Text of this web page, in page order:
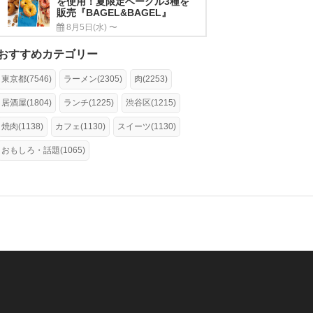
販売『BAGEL&BAGEL』
8月5日(水) 〜
すすめカテゴリー
東京都(7546) ラーメン(2305) 肉(2253)
居酒屋(1804) ランチ(1225) 渋谷区(1215)
焼肉(1138) カフェ(1130) スイーツ(1130)
おもしろ・話題(1065)